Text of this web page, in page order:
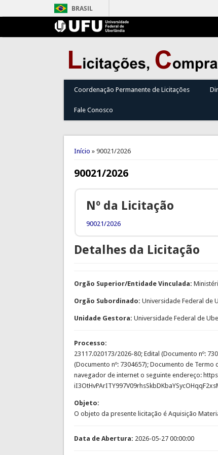
BRASIL
Coordenação Permanente de Licitações
Fale Conosco
Você está aqui
Início » 90021/2026
90021/2026
Nº da Licitação
90021/2026
Detalhes da Licitação
Orgão Superior/Entidade Vinculada:
Orgão Subordinado: Universidade Federal de
Unidade Gestora: Universidade Federal de
Processo:
23117.020173/2026-80; Edital (Documento nº:
(Documento nº: 7304657); Documento de
navegador de internet o seguinte endereço:
Objeto:
O objeto da presente licitação é Aquisição
Data de Abertura: 2026-05-27 00:00:00